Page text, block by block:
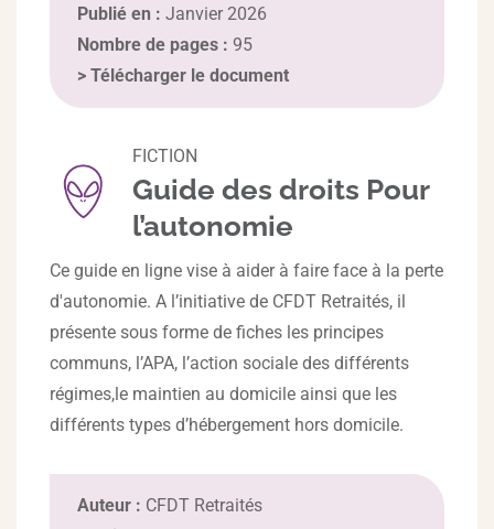
Publié en : Janvier 2026
Nombre de pages : 95
> Télécharger le document
FICTION
Guide des droits Pour
l’autonomie
Ce guide en ligne vise à aider à faire face à la perte
d'autonomie. A l’initiative de CFDT Retraités, il
présente sous forme de fiches les principes
communs, l’APA, l’action sociale des différents
régimes,le maintien au domicile ainsi que les
différents types d’hébergement hors domicile.
Auteur : CFDT Retraités